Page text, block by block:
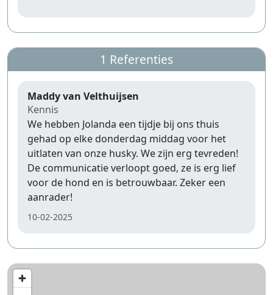
1 Referenties
Maddy van Velthuijsen
Kennis
We hebben Jolanda een tijdje bij ons thuis
gehad op elke donderdag middag voor het
uitlaten van onze husky. We zijn erg tevreden!
De communicatie verloopt goed, ze is erg lief
voor de hond en is betrouwbaar. Zeker een
aanrader!
10-02-2025